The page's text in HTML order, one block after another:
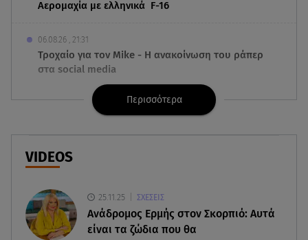
Αερομαχία με ελληνικά F-16
06.08.26 , 21:31
Τροχαίο για τον Mike - Η ανακοίνωση του ράπερ
στα social media
06.08.26 , 21:22
Ισραήλ - Κύπρος - Κρήτη: Το μεγαλύτερο
υποθαλάσσιο καλώδιο στον κόσμο
06.08.26 , 21:07
εξοπλισμού στον Άγιο Βασίλειο
06.08.26 , 20:49
Περισσότερα
VIDEOS
25.11.25 ΣΧΕΣΕΙΣ
Ανάδρομος Ερμής στον Σκορπιό: Αυτά
είναι τα ζώδια που θα